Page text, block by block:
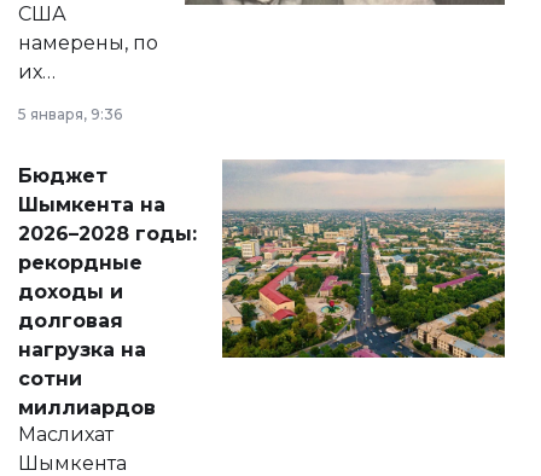
США
намерены, по
их
принести
народу
Венесуэлы.
5 января, 9:36
Бюджет
Шымкента на
2026–2028 годы:
рекордные
доходы и
долговая
нагрузка на
сотни
миллиардов
Маслихат
Шымкента